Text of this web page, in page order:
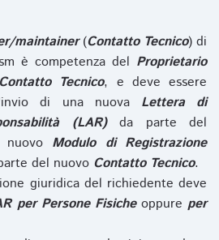
maintainer(Contatto Tecnico) di
è competenza del Proprietario
Contatto Tecnico, e deve essere
di una nuova Lettera di
(LAR)da parte del
Modulo di Registrazione
del nuovo Contatto Tecnico.
giuridica del richiedente deve
per Persone Fisicheoppure per